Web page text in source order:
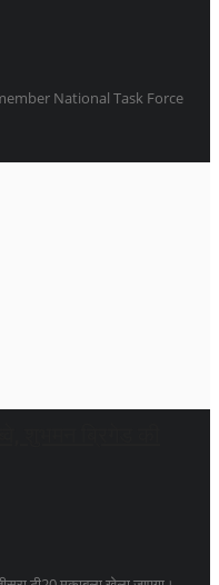
National Task Force